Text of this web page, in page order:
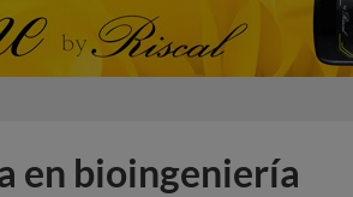
en bioingeniería